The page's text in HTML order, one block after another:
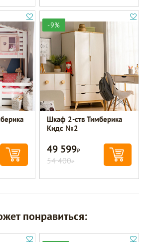
-9%
Шкаф 2-ств Тимберика
Кидс №2
49 599Р
54 400Р
понравиться: